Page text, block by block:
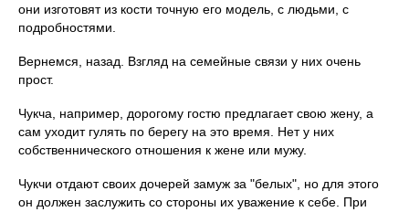
они изготовят из кости точную его модель, с людьми, с
подробностями.
Вернемся, назад. Взгляд на семейные связи у них очень
прост.
Чукча, например, дорогому гостю предлагает свою жену, а
сам уходит гулять по берегу на это время. Нет у них
собственнического отношения к жене или мужу.
Чукчи отдают своих дочерей замуж за "белых", но для этого
он должен заслужить со стороны их уважение к себе. При